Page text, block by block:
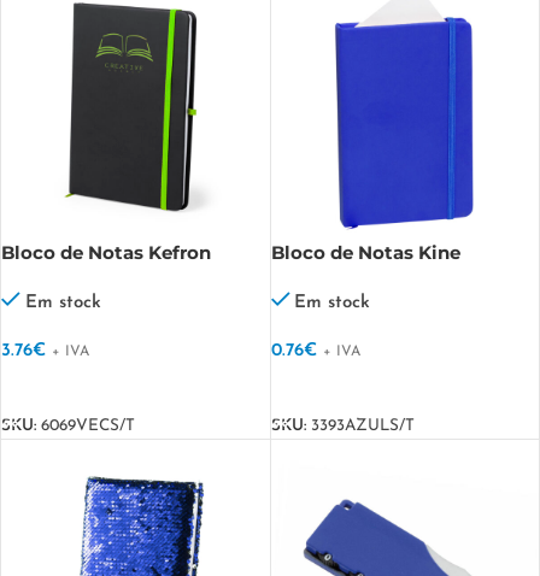
Bloco de Notas Kefron
Em stock
3.76€ + IVA
SKU: 6069VECS/T
Bloco de Notas Kine
Em stock
0.76€ + IVA
SKU: 3393AZULS/T